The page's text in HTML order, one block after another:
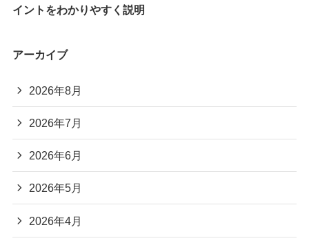
イントをわかりやすく説明
アーカイブ
2026年8月
2026年7月
2026年6月
2026年5月
2026年4月